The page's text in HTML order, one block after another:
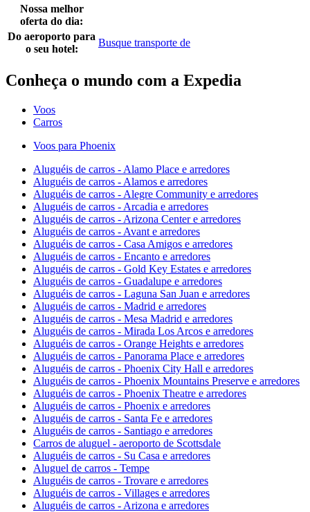
Nossa melhor
oferta do dia:
Do aeroporto para
o seu hotel:
Busque transporte de
Conheça o mundo com a Expedia
Voos
Carros
Voos para Phoenix
Aluguéis de carros - Alamo Place e arredores
Aluguéis de carros - Alamos e arredores
Aluguéis de carros - Alegre Community e arredores
Aluguéis de carros - Arcadia e arredores
Aluguéis de carros - Arizona Center e arredores
Aluguéis de carros - Avant e arredores
Aluguéis de carros - Casa Amigos e arredores
Aluguéis de carros - Encanto e arredores
Aluguéis de carros - Gold Key Estates e arredores
Aluguéis de carros - Guadalupe e arredores
Aluguéis de carros - Laguna San Juan e arredores
Aluguéis de carros - Madrid e arredores
Aluguéis de carros - Mesa Madrid e arredores
Aluguéis de carros - Mirada Los Arcos e arredores
Aluguéis de carros - Orange Heights e arredores
Aluguéis de carros - Panorama Place e arredores
Aluguéis de carros - Phoenix City Hall e arredores
Aluguéis de carros - Phoenix Mountains Preserve e arredores
Aluguéis de carros - Phoenix Theatre e arredores
Aluguéis de carros - Phoenix e arredores
Aluguéis de carros - Santa Fe e arredores
Aluguéis de carros - Santiago e arredores
Carros de aluguel - aeroporto de Scottsdale
Aluguéis de carros - Su Casa e arredores
Aluguel de carros - Tempe
Aluguéis de carros - Trovare e arredores
Aluguéis de carros - Villages e arredores
Aluguéis de carros - Arizona e arredores